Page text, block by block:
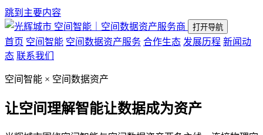
跳到主要内容
空间智能｜空间数据资产服务商
打开导航
首页 空间智能 空间数据资产服务 合作生态 发展历程 新闻动
态 联系我们
空间智能 × 空间数据资产
让空间理解智能让数据成为资产